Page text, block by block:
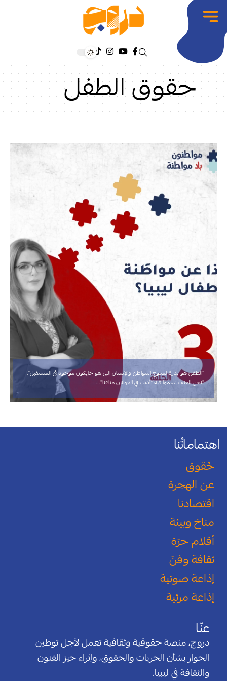
حقوق الطفل
"الطفل هو بذرة لمنتوج المواطن والإنسان اللي هو حايكون موجود في المستقبل".
"نحن العنف نسموا فيه تأديب في القوانين متاعنا".…
اهتماماتُنا
حُقوق
عن الهجرة
اقتصادنا
مناخ وبيئة
أقلام حرّة
ثقافة وفنّ
إذاعة صوتية
إذاعة مرئية
عنّا
دروج، منصة حقوقية وثقافية تعمل لأجل توطين
الحوار بشأن الحريات والحقوق، وإثراء حيز الفنون
والثقافة في ليبيا.